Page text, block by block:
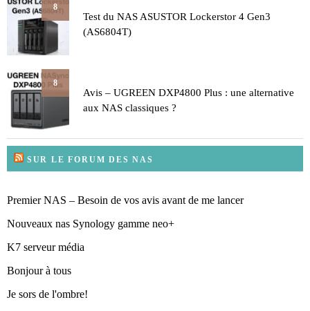
8
Test du NAS ASUSTOR Lockerstor 4 Gen3
(AS6804T)
8
Avis – UGREEN DXP4800 Plus : une alternative
aux NAS classiques ?
SUR LE FORUM DES NAS
Premier NAS – Besoin de vos avis avant de me lancer
Nouveaux nas Synology gamme neo+
K7 serveur média
Bonjour à tous
Je sors de l'ombre!